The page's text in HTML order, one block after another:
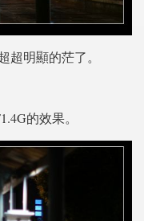
超明顯的茫了。
的效果。